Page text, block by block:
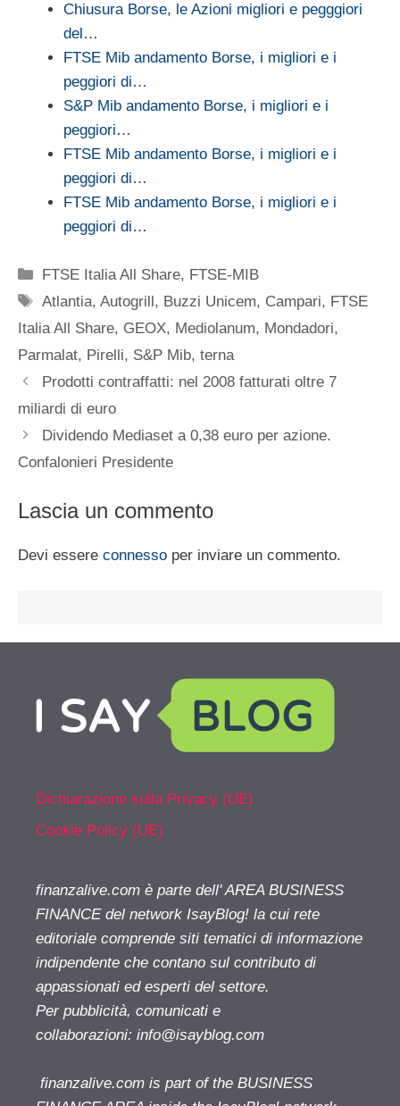
Chiusura Borse, le Azioni migliori e pegggiori
del…
FTSE Mib andamento Borse, i migliori e i
peggiori di…
S&P Mib andamento Borse, i migliori e i
peggiori…
FTSE Mib andamento Borse, i migliori e i
peggiori di…
FTSE Mib andamento Borse, i migliori e i
peggiori di…
Categorie
FTSE Italia All Share, FTSE-MIB
Tag
Atlantia,Autogrill, Buzzi Unicem, Campari, FTSE
Italia All Share, GEOX, Mediolanum, Mondadori,
Parmalat, Pirelli, S&P Mib, terna
Prodotti contraffatti: nel 2008 fatturati oltre 7
miliardi di euro
Dividendo Mediaset a 0,38 euro per azione.
Confalonieri Presidente
Lascia un commento
Devi essere connesso per inviare un commento.
Dichiarazione sulla Privacy (UE)
Cookie Policy (UE)
finanzalive.com è parte dell' AREA BUSINESS
FINANCE del network IsayBlog! la cui rete
editoriale comprende siti tematici di informazione
indipendente che contano sul contributo di
appassionati ed esperti del settore.
Per pubblicità, comunicati e
collaborazioni: info@isayblog.com
finanzalive.com is part of the BUSINESS